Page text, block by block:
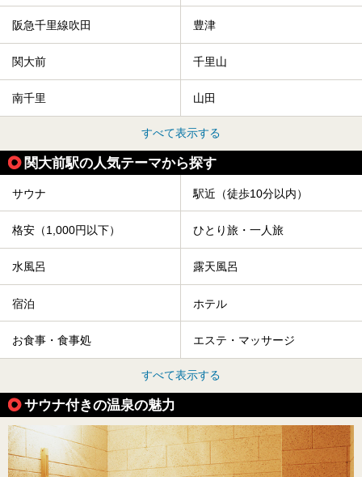
阪急千里線吹田 豊津
関大前 千里山
南千里 山田
すべて表示する
関大前駅の人気テーマから探す
サウナ 駅近（徒歩10分以内）
格安（1,000円以下） ひとり旅・一人旅
水風呂 露天風呂
宿泊 ホテル
お食事・食事処 エステ・マッサージ
すべて表示する
サウナ付きの温泉の魅力